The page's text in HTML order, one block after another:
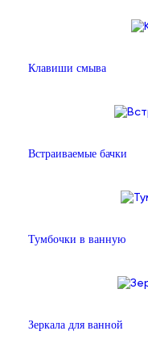
Клавиши смыва
Встраиваемые бачки
Тумбочки в ванную
Зеркала для ванной